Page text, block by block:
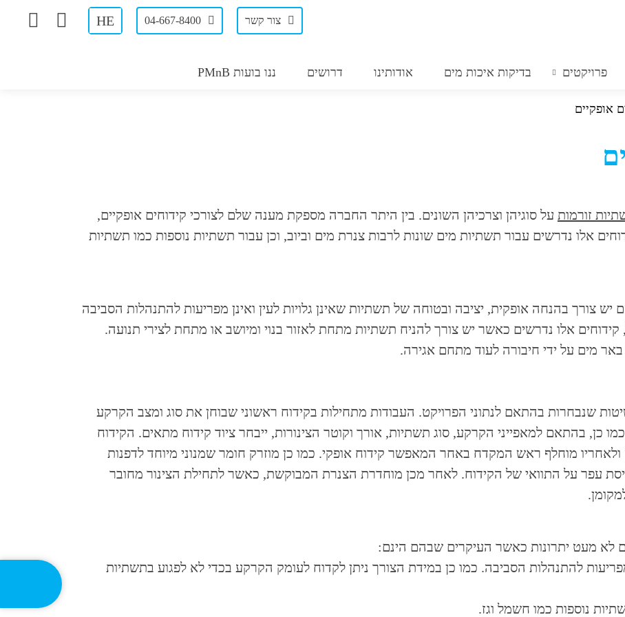
HE 04-667-8400 צור קשר
פרויקטים בדיקות איכות מים אודותינו דרושים ננו בועות PMnB
אופקיים
זורמות על סוגיהן וצרכיהן השונים. בין היתר החברה מספקת מענה שלם לצורכי קידוחים אופקיים,
אלו נדרשים עבור תשתיות מים שונות לרבות צנרת מים וביוב, וכן עבור תשתיות נוספות כמו תשתיות
יש צורך בהנחה אופקית, יציבה ובטוחה של תשתיות שאינן גלויות לעין ואינן מפריעות להתנהלות הסביבה
אלו נדרשים כאשר יש צורך להניח תשתיות מתחת לאזור בנוי ומיושב או מתחת לצירי תנועה.
באר מים על ידי חיבורה לעוד מתחם אגירה.
שנבחרות בהתאם לנתוני הפרויקט. העבודות מתחילות בקידוח ראשוני שבוחן את סוג ומצב הקרקע
כן, בהתאם למאפייני הקרקע, סוג תשתיות, אורך וקוטר הצינורות, ייבחר ציוד קידוח מתאים. הקידוח
מוחלף ראש המקדח באחר המאפשר קידוח אופקי. כמו כן מוזרק חומר שמנוני מיוחד לדפנות
עפר על התוואי של הקידוח. לאחר מכן מוחדרת הצנרת המבוקשת, כאשר לתחילת הצינור מחובר
לא מעט יתרונות כאשר העיקרים שבהם הינם:
להתנהלות הסביבה. כמו כן במידת הצורך ניתן לקדוח לעומק הקרקע בכדי לא לפגוע בתשתיות
נוספות כמו חשמל וגז.